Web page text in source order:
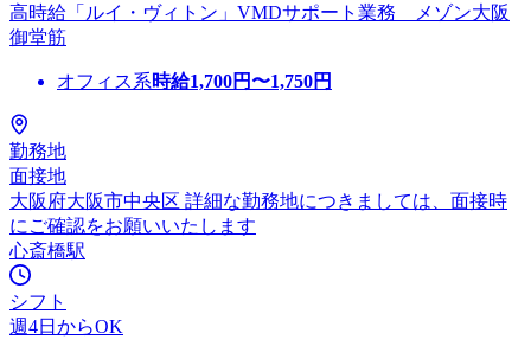
高時給「ルイ・ヴィトン」VMDサポート業務 メゾン大阪
御堂筋
オフィス系時給1,700円〜1,750円
勤務地
面接地
大阪府大阪市中央区 詳細な勤務地につきましては、面接時
にご確認をお願いいたします
心斎橋駅
シフト
週4日からOK